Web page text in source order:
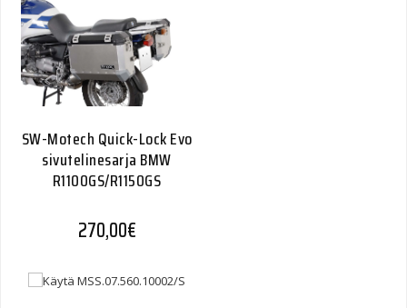
SW-Motech Quick-Lock Evo
sivutelinesarja BMW
R1100GS/R1150GS
270,00€